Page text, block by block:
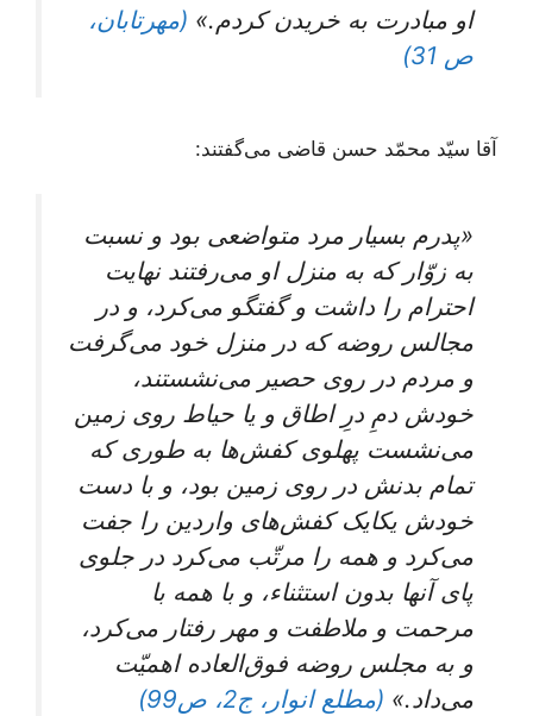
او مبادرت‌ به خریدن‌ کردم‌.» (مهرتابان،
ص 31)
آقا سیّد محمّد حسن قاضی می‌گفتند:
«پدرم بسیار مرد متواضعی بود و نسبت
به زوّار که به منزل او می‌رفتند نهایت
احترام را داشت و گفتگو می‌کرد، و در
مجالس روضه که در منزل خود می‌گرفت
و مردم در روی حصیر می‌نشستند،
خودش دمِ درِ اطاق و یا حیاط روی زمین
می‌نشست پهلوی کفش‌ها به طوری که
تمام بدنش در روی زمین بود، و با دست
خودش یکایک کفش‌های واردین را جفت
می‌کرد و همه را مرتّب می‌کرد در جلوی
پای آنها بدون استثناء، و با همه با
مرحمت و ملاطفت و مهر رفتار می‌کرد،
و به مجلس روضه فوق‌العاده اهمیّت
می‌داد.» (مطلع انوار، ج2، ص99)